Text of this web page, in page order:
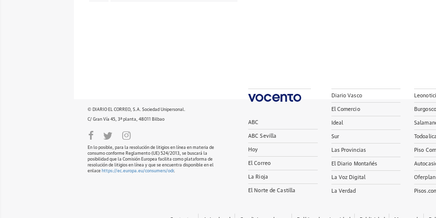
© DIARIO EL CORREO, S.A. Sociedad Unipersonal.
C/ Gran Vía 45, 3ª planta, 48011 Bilbao
En lo posible, para la resolución de litigios en línea en materia de
consumo conforme Reglamento (UE) 524/2013, se buscará la
posibilidad que la Comisión Europea facilita como plataforma de
resolución de litigios en línea y que se encuentra disponible en el
enlace https://ec.europa.eu/consumers/odr.
ABC
ABC Sevilla
Hoy
El Correo
La Rioja
El Norte de Castilla
Diario Vasco
El Comercio
Ideal
Sur
Las Provincias
El Diario Montañés
La Voz Digital
La Verdad
Piso
Oferplan